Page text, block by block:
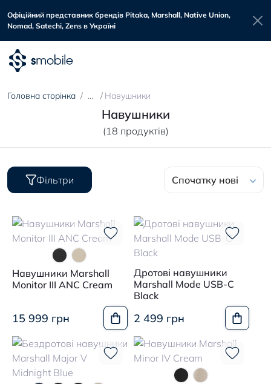
Офіційний представник брендів Pitaka, Marshall, Native Union,
Nomad, Satechi, Zens в Україні
Головна сторінка Навушники
Навушники
(18 продуктів)
Фільтри Спочатку нові
Навушники Marshall
Monitor III ANC Cream
15 999 грн
Дротові навушники
Marshall Mode USB-C
Black
2 499 грн